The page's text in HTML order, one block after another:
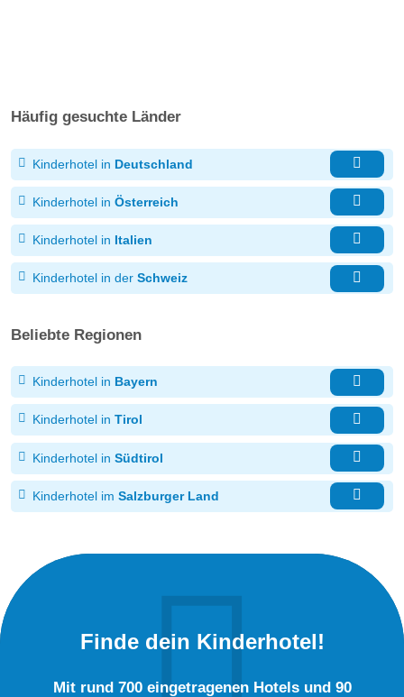
Häufig gesuchte Länder
Kinderhotel in Deutschland
Kinderhotel in Österreich
Kinderhotel in Italien
Kinderhotel in der Schweiz
Beliebte Regionen
Kinderhotel in Bayern
Kinderhotel in Tirol
Kinderhotel in Südtirol
Kinderhotel im Salzburger Land
Finde dein Kinderhotel!
Mit rund 700 eingetragenen Hotels und 90